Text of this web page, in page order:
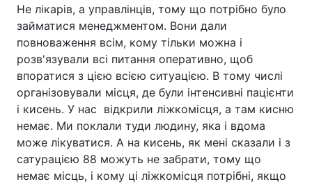
Не лікарів, а управлінців, тому що потрібно було
займатися менеджментом. Вони дали
повноваження всім, кому тільки можна і
розв'язували всі питання оперативно, щоб
впоратися з цією всією ситуацією. В тому числі
організовували місця, де були інтенсивні пацієнти
і кисень. У нас відкрили ліжкомісця, а там кисню
немає. Ми поклали туди людину, яка і вдома
може лікуватися. А на кисень, як мені сказали і з
сатурацією 88 можуть не забрати, тому що
немає місць, і кому ці ліжкомісця потрібні, якщо